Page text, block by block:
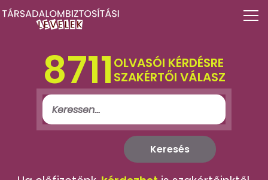
8711 OLVASÓI KÉRDÉSRE
SZAKÉRTŐI VÁLASZ